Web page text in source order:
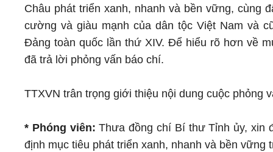
Châu phát triển xanh, nhanh và bền vững, cùng
cường và giàu mạnh của dân tộc Việt Nam và
Đảng toàn quốc lần thứ XIV. Để hiểu rõ hơn về
đã trả lời phỏng vấn báo chí.
TTXVN trân trọng giới thiệu nội dung cuộc phỏng
* Phóng viên: Thưa đồng chí Bí thư Tỉnh ủy, xin
định mục tiêu phát triển xanh, nhanh và bền vững